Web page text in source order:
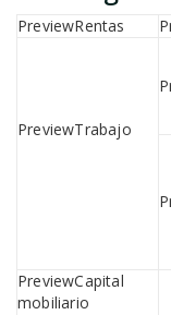
Rentas
Trabajo
Capital
mobiliario